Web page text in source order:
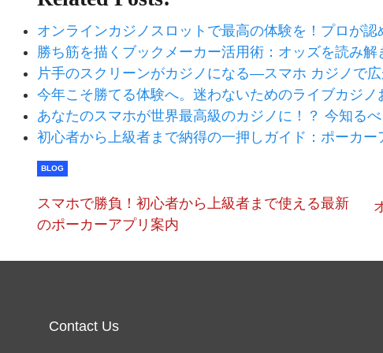
オンラインカジノスロットで最高の体験を！プロが認
勝ち筋を描くブックメーカー活用術：オッズを読み解
片手のスクリーンがカジノになる—スマホ カジノで
今年こそ勝てる体験へ。迷わないためのライブカジノ
あなたのスマホが世界最高級のカジノに！？ 今知る
初心者から上級者まで納得の一押しガイド：ポーカ
BLOG
スマホで勝負！初心者から上級者まで使える最新
のポーカーアプリ案内
Contact Us